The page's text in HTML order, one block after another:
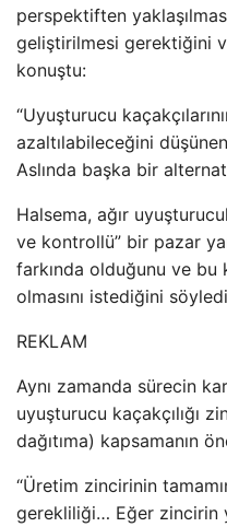
perspektiften
geliştirilmesi gerektiğini
konuştu:
“Uyuşturucu
azaltılabileceğini
Aslında başka bir
Halsema, ağır
ve kontrollü” bir pazar
farkında olduğunu ve
olmasını istediğini
REKLAM
Aynı zamanda sürecin
uyuşturucu kaçakçılığı
dağıtıma) kapsamanın
“Üretim zincirinin
gerekliliği… Eğer zincirin